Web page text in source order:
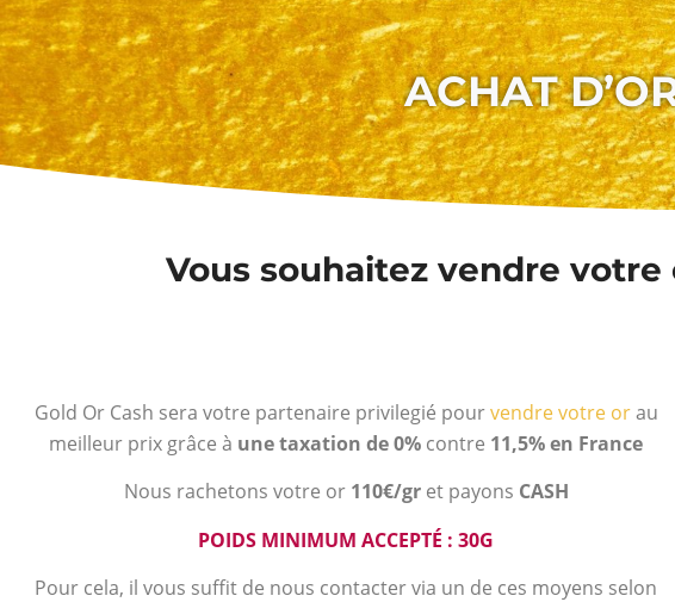
ACHAT
Vous souhaitez vendre
Gold Or Cash sera votre partenaire privilegié pourvendre votre orau
meilleur prix grâce à une taxation de 0% contre 11,5% en France
Nous rachetons votre or 110€/gr et payons CASH
POIDS MINIMUM ACCEPTÉ : 30G
Pour cela, il vous suffit de nous contacter via un de ces moyens selon